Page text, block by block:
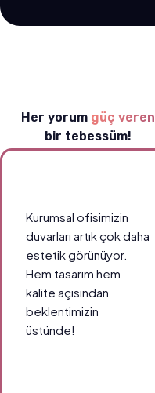
Her yorum güç veren
bir tebessüm!
Kurumsal ofisimizin
duvarları artık çok daha
estetik görünüyor.
Hem tasarım hem
kalite açısından
beklentimizin
üstünde!